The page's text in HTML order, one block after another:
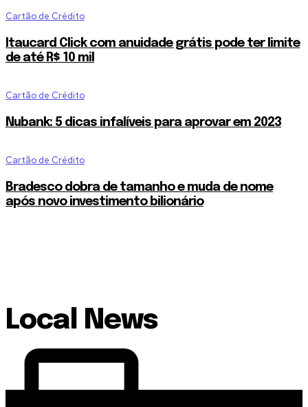
Cartão de Crédito
Itaucard Click com anuidade grátis pode ter limite
de até R$ 10 mil
Cartão de Crédito
Nubank: 5 dicas infalíveis para aprovar em 2023
Cartão de Crédito
Bradesco dobra de tamanho e muda de nome
após novo investimento bilionário
Local News